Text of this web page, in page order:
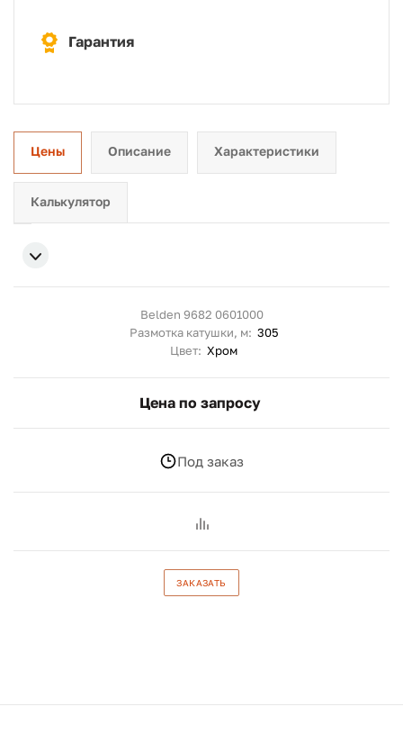
Гарантия
Цены Описание Характеристики
Калькулятор
Belden 9682 0601000
Размотка катушки, м: 305
Цвет: Хром
Цена по запросу
Под заказ
ЗАКАЗАТЬ